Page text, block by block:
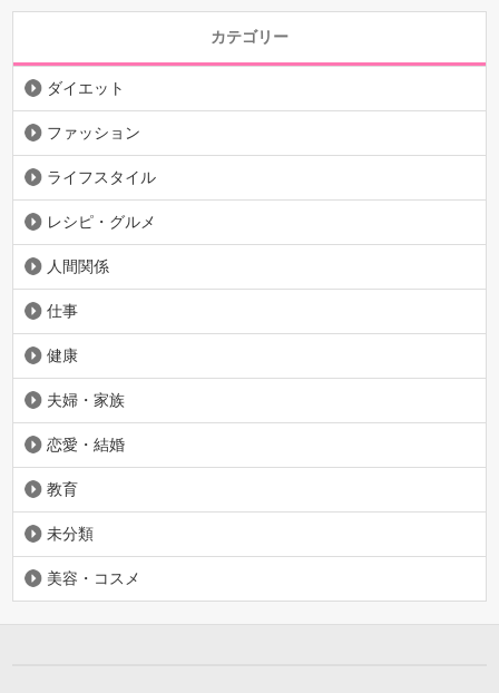
カテゴリー
ダイエット
ファッション
ライフスタイル
レシピ・グルメ
人間関係
仕事
健康
夫婦・家族
恋愛・結婚
教育
未分類
美容・コスメ